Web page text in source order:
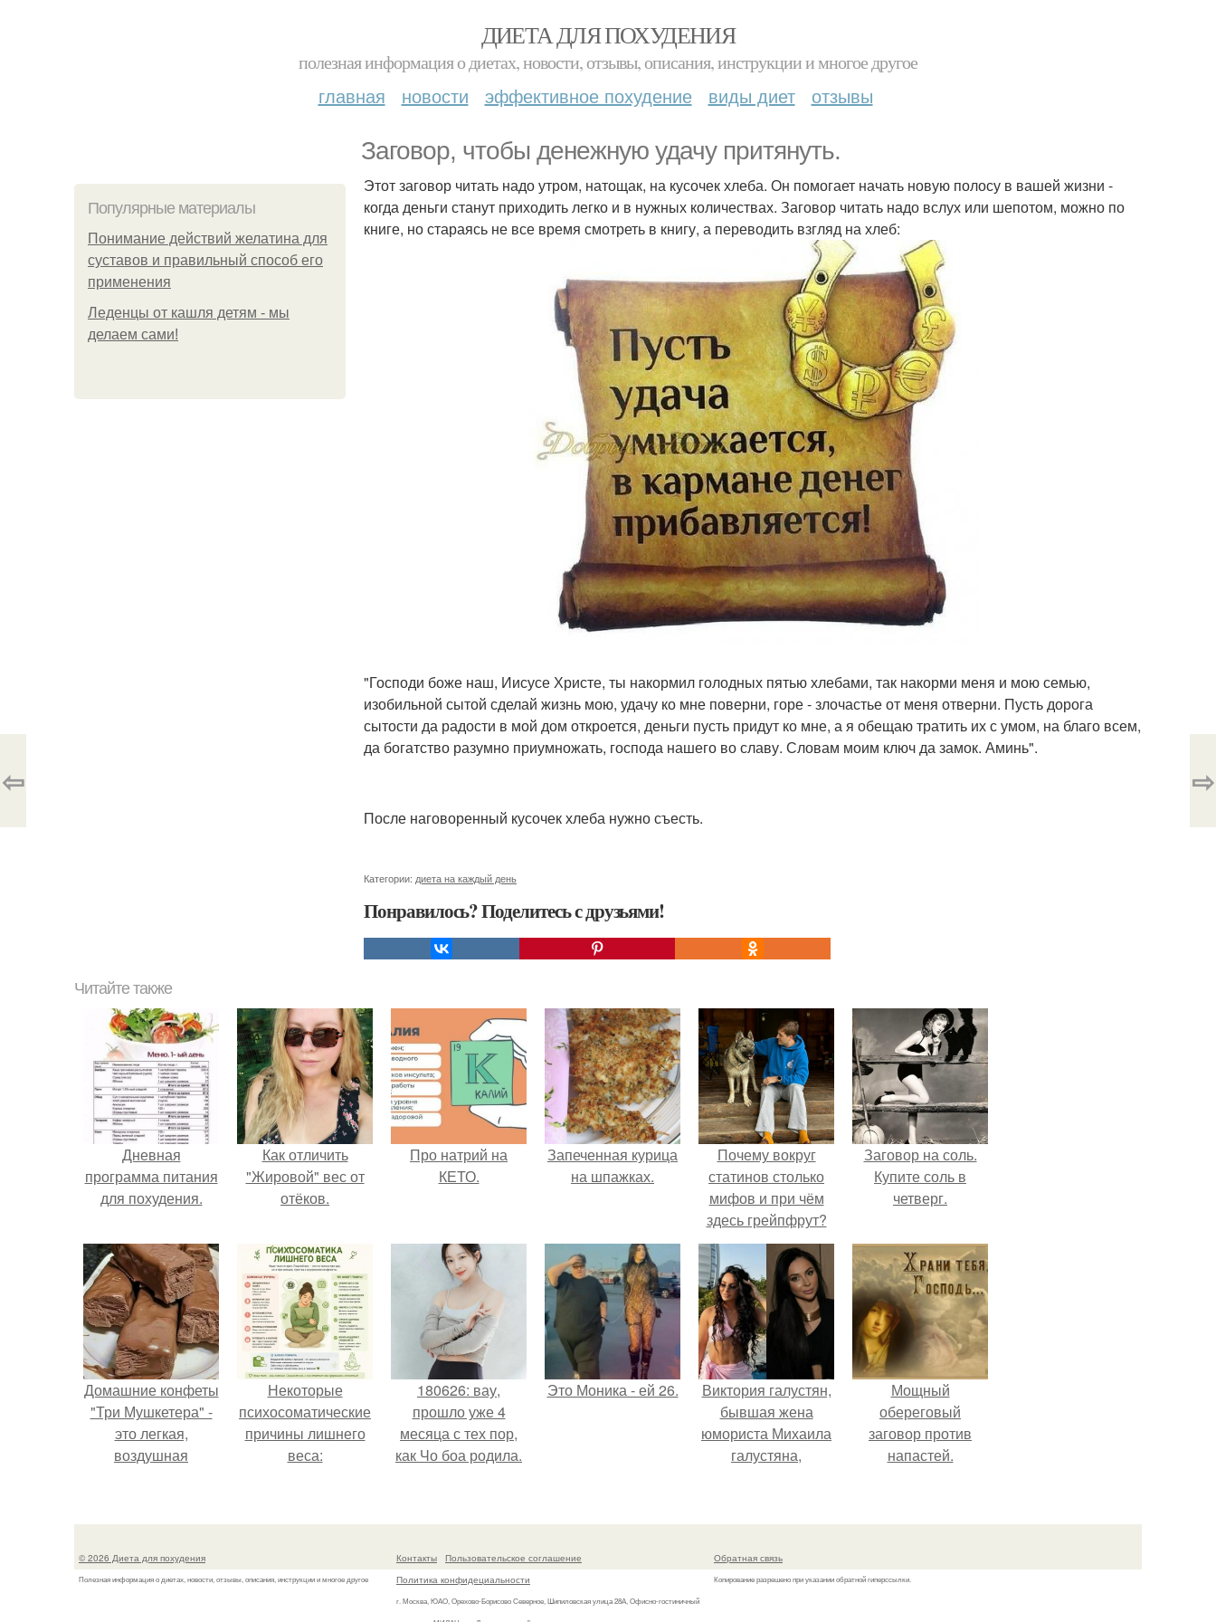
ДИЕТА ДЛЯ ПОХУДЕНИЯ
полезная информация о диетах, новости, отзывы, описания, инструкции и многое другое
главная новости эффективное похудение виды диет отзывы
Заговор, чтобы денежную удачу притянуть.
Популярные материалы
Понимание действий желатина для
суставов и правильный способ его
применения
Леденцы от кашля детям - мы
делаем сами!
Этот заговор читать надо утром, натощак, на кусочек хлеба. Он помогает начать новую полосу в вашей жизни -
когда деньги станут приходить легко и в нужных количествах. Заговор читать надо вслух или шепотом, можно по
книге, но стараясь не все время смотреть в книгу, а переводить взгляд на хлеб:
"Господи боже наш, Иисусе Христе, ты накормил голодных пятью хлебами, так накорми меня и мою семью,
изобильной сытой сделай жизнь мою, удачу ко мне поверни, горе - злочастье от меня отверни. Пусть дорога
сытости да радости в мой дом откроется, деньги пусть придут ко мне, а я обещаю тратить их с умом, на благо всем,
да богатство разумно приумножать, господа нашего во славу. Словам моим ключ да замок. Аминь".
После наговоренный кусочек хлеба нужно съесть.
Категории: диета на каждый день
Понравилось? Поделитесь с друзьями!
⇦ ⇨
Читайте также
Дневная
программа питания
для похудения.
Как отличить
"Жировой" вес от
отёков.
Про натрий на
КЕТО.
Запеченная курица
на шпажках.
Почему вокруг
статинов столько
мифов и при чём
здесь грейпфрут?
Заговор на соль.
Купите соль в
четверг.
Домашние конфеты
"Три Мушкетера" -
это легкая,
воздушная
молочным
Некоторые
психосоматические
причины лишнего
веса:
180626: вау,
прошло уже 4
месяца с тех пор,
как Чо боа родила.
Это Моника - ей 26.
Виктория галустян,
бывшая жена
юмориста Михаила
галустяна,
последствиях
Мощный
обереговый
заговор против
напастей.
© 2026 Диета для похудения
Полезная информация о диетах, новости, отзывы, описания, инструкции и многое другое
Контакты
Пользовательское соглашение
Политика конфидециальности
г. Москва, ЮАО, Орехово-Борисово Северное, Шипиловская улица 28А, Офисно-гостиничный
Обратная связь
Копирование разрешено при указании обратной гиперссылки.